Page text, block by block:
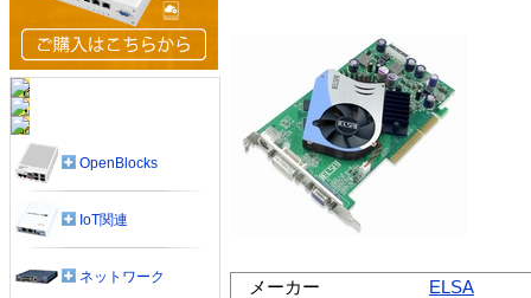
メーカー
ELSA
OpenBlocks
IoT関連
ネットワーク